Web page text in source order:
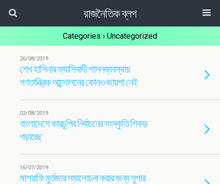
রাজনৈতিক ব্লগ
Categories › Uncategorized
26/08/2019
শেখ হাসিনার ফ্যাসিবাদী শাসনব্যবস্থায়
গণতান্ত্রিক আন্দোলনের কোনও জায়গা নেই
02/08/2019
বাংলাদেশে কারচুপির নির্বাচনের সংস্কৃতি শিকড়
গড়াচ্ছে
16/07/2019
মাশরাফি মুর্তজার সমালোচনা করার জন্য সুপার